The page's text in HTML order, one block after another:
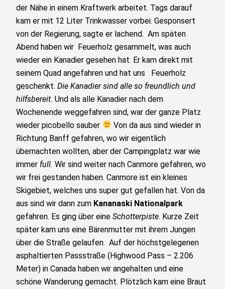
der Nähe in einem Kraftwerk arbeitet. Tags darauf
kam er mit 12 Liter Trinkwasser vorbei. Gesponsert
von der Regierung, sagte er lachend. Am späten
Abend haben wir Feuerholz gesammelt, was auch
wieder ein Kanadier gesehen hat. Er kam direkt mit
seinem Quad angefahren und hat uns Feuerholz
geschenkt.Die Kanadier sind alle so freundlich und
hilfsbereit. Und als alle Kanadier nach dem
Wochenende weggefahren sind, war der ganze Platz
wieder picobello sauber
Von da aus sind wieder in
Richtung Banff gefahren, wo wir eigentlich
übernachten wollten, aber der Campingplatz war wie
immer full. Wir sind weiter nach Canmore gefahren, wo
wir frei gestanden haben. Canmore ist ein kleines
Skigebiet, welches uns super gut gefallen hat. Von da
aus sind wir dann zum Kananaski Nationalpark
gefahren. Es ging über eineSchotterpiste. Kurze Zeit
später kam uns eine Bärenmutter mit ihrem Jungen
über die Straße gelaufen. Auf der höchstgelegenen
asphaltierten Passstraße (Highwood Pass – 2.206
Meter) in Canada haben wir angehalten und eine
schöne Wanderung gemacht. Plötzlich kam eine Braut